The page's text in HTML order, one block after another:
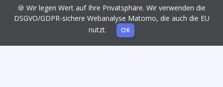
🍪 Wir legen Wert auf Ihre Privatsphäre. Wir verwenden die
DSGVO/GDPR-sichere Webanalyse Matomo, die auch die EU
nutzt.
OK